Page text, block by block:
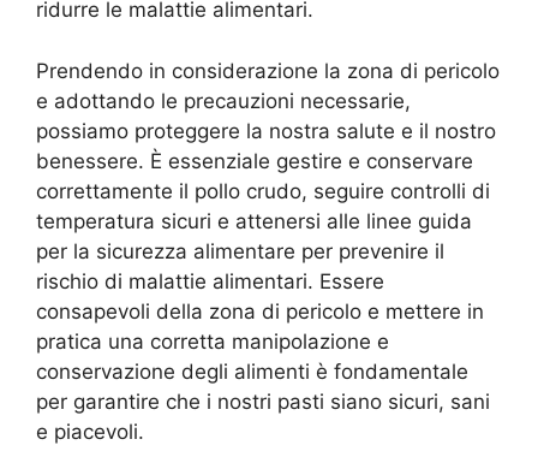
ridurre le malattie alimentari.
Prendendo in considerazione la zona di pericolo
e adottando le precauzioni necessarie,
possiamo proteggere la nostra salute e il nostro
benessere. È essenziale gestire e conservare
correttamente il pollo crudo, seguire controlli di
temperatura sicuri e attenersi alle linee guida
per la sicurezza alimentare per prevenire il
rischio di malattie alimentari. Essere
consapevoli della zona di pericolo e mettere in
pratica una corretta manipolazione e
conservazione degli alimenti è fondamentale
per garantire che i nostri pasti siano sicuri, sani
e piacevoli.